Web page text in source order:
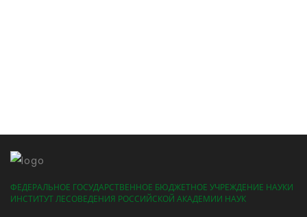
ФЕДЕРАЛЬНОЕ ГОСУДАРСТВЕННОЕ БЮДЖЕТНОЕ УЧРЕЖДЕНИЕ НАУКИ
ИНСТИТУТ ЛЕСОВЕДЕНИЯ РОССИЙСКОЙ АКАДЕМИИ НАУК